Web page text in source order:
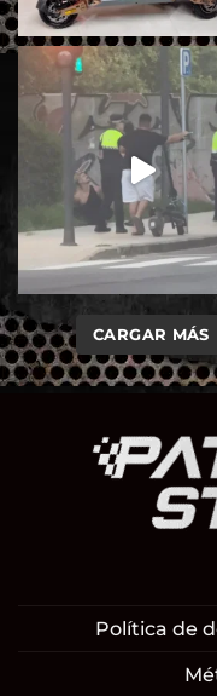
CARGAR MÁS
Política de